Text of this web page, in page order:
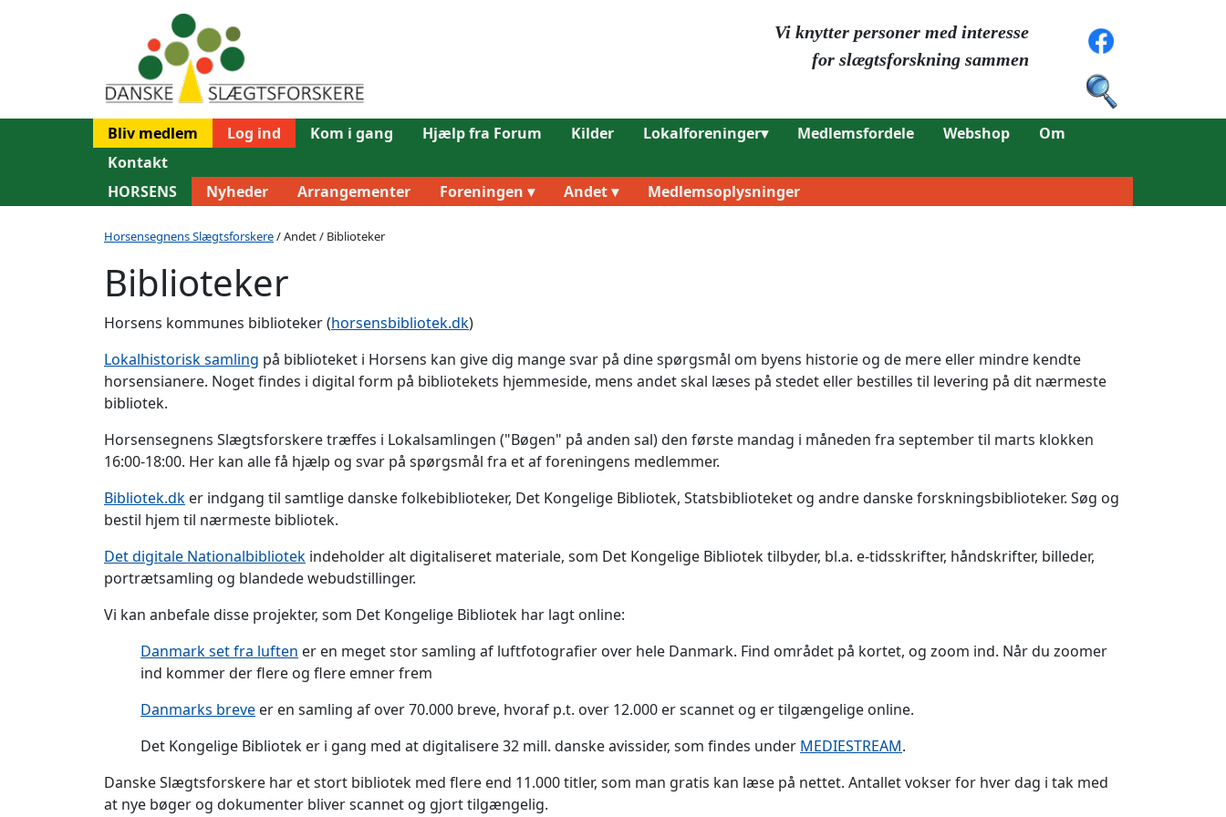
Vi knytter personer med interesse
for slægtsforskning sammen
Bliv medlem Log ind Kom i gang Hjælp fra Forum Kilder Lokalforeninger▾ Medlemsfordele Webshop
Om
Kontakt
HORSENS
Nyheder Arrangementer Foreningen ▾ Andet ▾ Medlemsoplysninger
Horsensegnens Slægtsforskere/ Andet / Biblioteker
Biblioteker
Horsens kommunes biblioteker (horsensbibliotek.dk)
Lokalhistorisk samling på biblioteket i Horsens kan give dig mange svar på dine spørgsmål om byens historie og de mere eller mindre kendte
horsensianere. Noget findes i digital form på bibliotekets hjemmeside, mens andet skal læses på stedet eller bestilles til levering på dit nærmeste
bibliotek.
Horsensegnens Slægtsforskere træffes i Lokalsamlingen ("Bøgen" på anden sal) den første mandag i måneden fra september til marts klokken
16:00-18:00. Her kan alle få hjælp og svar på spørgsmål fra et af foreningens medlemmer.
Bibliotek.dk er indgang til samtlige danske folkebiblioteker, Det Kongelige Bibliotek, Statsbiblioteket og andre danske forskningsbiblioteker. Søg og
bestil hjem til nærmeste bibliotek.
Det digitale Nationalbibliotek indeholder alt digitaliseret materiale, som Det Kongelige Bibliotek tilbyder, bl.a. e-tidsskrifter, håndskrifter, billeder,
portrætsamling og blandede webudstillinger.
Vi kan anbefale disse projekter, som Det Kongelige Bibliotek har lagt online:
Danmark set fra luften er en meget stor samling af luftfotografier over hele Danmark. Find området på kortet, og zoom ind. Når du zoomer
ind kommer der flere og flere emner frem
Danmarks breve er en samling af over 70.000 breve, hvoraf p.t. over 12.000 er scannet og er tilgængelige online.
Det Kongelige Bibliotek er i gang med at digitalisere 32 mill. danske avissider, som findes under MEDIESTREAM.
Danske Slægtsforskere har et stort bibliotek med flere end 11.000 titler, som man gratis kan læse på nettet. Antallet vokser for hver dag i tak med
at nye bøger og dokumenter bliver scannet og gjort tilgængelig.